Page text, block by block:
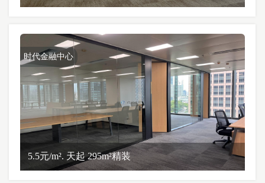
时代金融中心
5.5元/m². 天起 295m²精装